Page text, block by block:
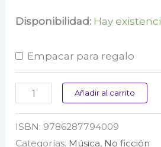
Disponibilidad: Hay
Empacar para regalo
nada
Añadir al carrito
ISBN: 9786287794009
Categorías: Música, No ficción